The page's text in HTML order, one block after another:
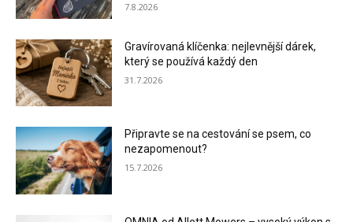
7.8.2026
Gravírovaná klíčenka: nejlevnější dárek,
který se používá každý den
31.7.2026
Připravte se na cestování se psem, co
nezapomenout?
15.7.2026